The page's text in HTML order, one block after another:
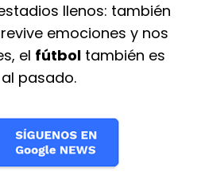
llenos: también
emociones y nos
el fútbol también es
pasado.